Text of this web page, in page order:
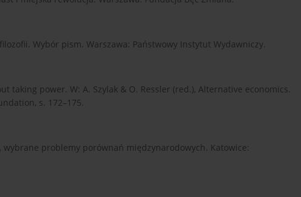
Wybór pism. Warszawa: Państwowy Instytut Wydawniczy.
taking power. W: A. Szylak & O. Ressler (red.), Alternative economics.
s. 172–175.
wybrane problemy porównań międzynarodowych. Katowice: